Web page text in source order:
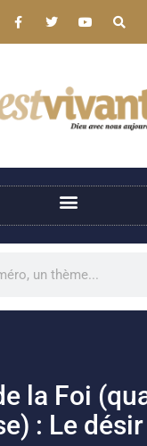
la Foi
: Le